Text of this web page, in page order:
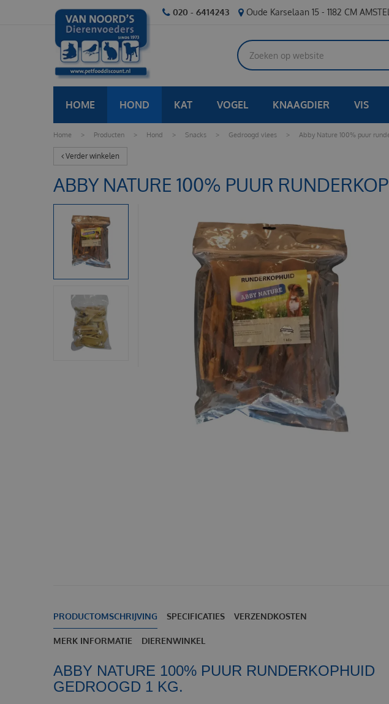
Home > Producten > Hond > Snacks > Gedroogd vlees > Abby Nature 100% puur
020 - 6414243 Oude Karselaan 15 - 1182 CM
HOME HOND KAT VOGEL KNAAGDIER VIS
Verder winkelen
ABBY NATURE 100% PUUR
PRODUCTOMSCHRIJVING SPECIFICATIES VERZENDKOSTEN
MERK INFORMATIE DIERENWINKEL
ABBY NATURE 100% PUUR RUNDERKOPHUID
GEDROOGD 1 KG.